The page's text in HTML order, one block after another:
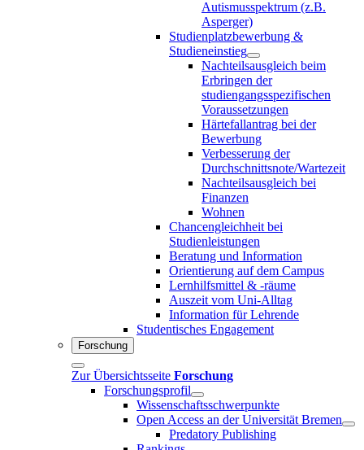
Autismusspektrum (z.B.
Asperger)
Studienplatzbewerbung &
Studieneinstieg
Nachteilsausgleich beim
Erbringen der
studiengangsspezifischen
Voraussetzungen
Härtefallantrag bei der
Bewerbung
Verbesserung der
Durchschnittsnote/Wartezeit
Nachteilsausgleich bei
Finanzen
Wohnen
Chancengleichheit bei
Studienleistungen
Beratung und Information
Orientierung auf dem Campus
Lernhilfsmittel & -räume
Auszeit vom Uni-Alltag
Information für Lehrende
Studentisches Engagement
Forschung
Zur Übersichtsseite Forschung
Forschungsprofil
Wissenschaftsschwerpunkte
Open Access an der Universität Bremen
Predatory Publishing